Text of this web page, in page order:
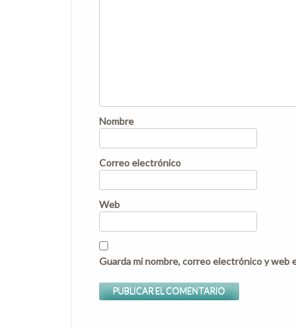
Nombre
Correo electrónico
Web
Guarda mi nombre, correo electrónico y web